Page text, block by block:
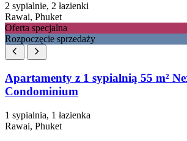
2 sypialnie, 2 łazienki
Rawai, Phuket
Oferta specjalna
Rozpoczęcie sprzedaży
Apartamenty z 1 sypialnią 55 m²
Condominium
1 sypialnia, 1 łazienka
Rawai, Phuket